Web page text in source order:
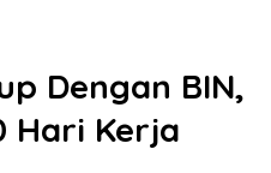
Dengan BIN,
Hari Kerja